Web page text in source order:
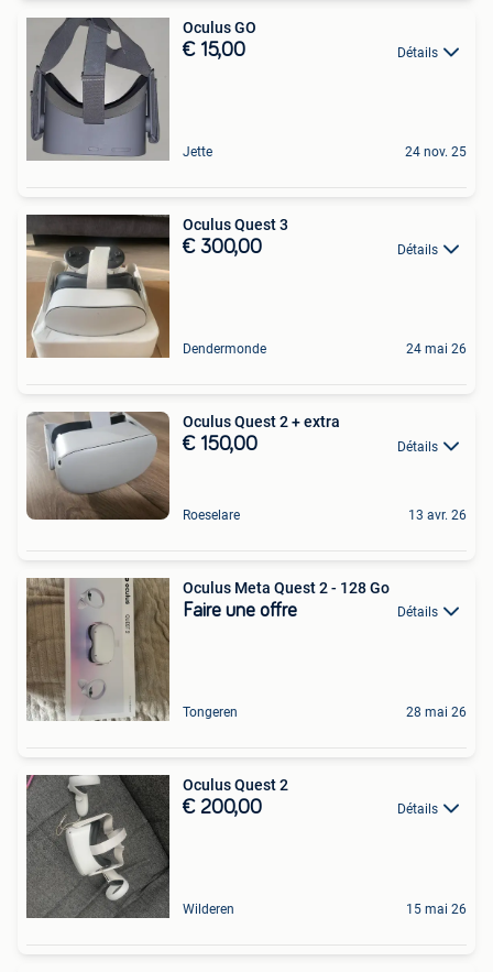
Oculus GO
€ 15,00 Détails
Jette 24 nov. 25
Oculus Quest 3
€ 300,00 Détails
Dendermonde 24 mai 26
Oculus Quest 2 + extra
€ 150,00 Détails
Roeselare 13 avr. 26
Oculus Meta Quest 2 - 128 Go
Faire une offre Détails
Tongeren 28 mai 26
Oculus Quest 2
€ 200,00 Détails
Wilderen 15 mai 26